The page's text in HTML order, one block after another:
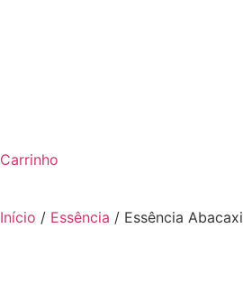
Carrinho
Início / Essência / Essência Abacaxi